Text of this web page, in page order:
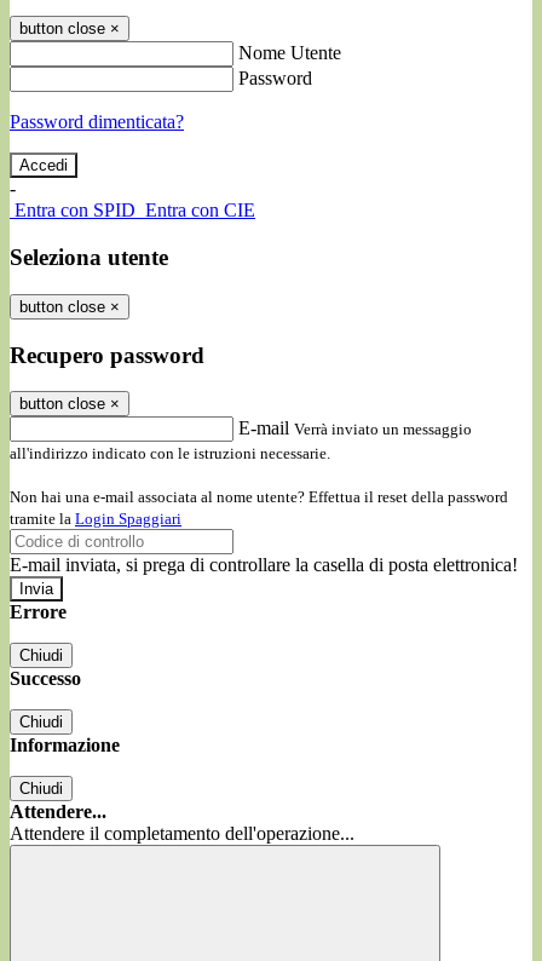
button close ×
Nome Utente
Password
Password dimenticata?
-
Entra con SPID Entra con CIE
Seleziona utente
button close ×
Recupero password
button close ×
E-mail Verrà inviato un messaggio
all'indirizzo indicato con le istruzioni necessarie.
Non hai una e-mail associata al nome utente? Effettua il reset della password
tramite la Login Spaggiari
E-mail inviata, si prega di controllare la casella di posta elettronica!
Errore
Chiudi
Successo
Chiudi
Informazione
Chiudi
Attendere...
Attendere il completamento dell'operazione...